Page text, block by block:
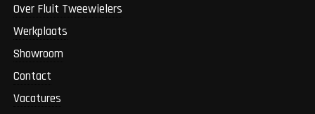
Over Fluit Tweewielers
Werkplaats
Showroom
Contact
Vacatures